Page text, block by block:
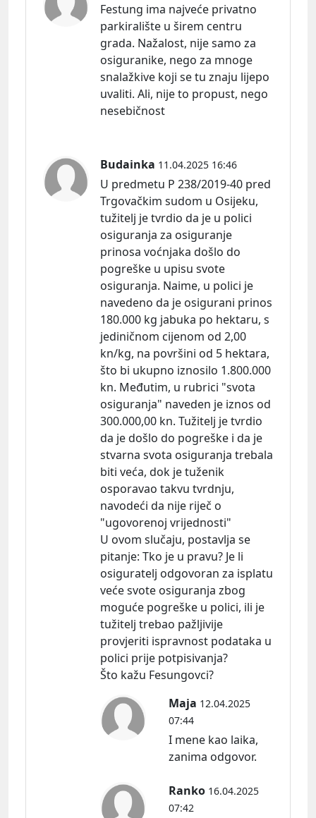
Festung ima najveće privatno
parkiralište u širem centru
grada. Nažalost, nije samo za
osiguranike, nego za mnoge
snalažkive koji se tu znaju lijepo
uvaliti. Ali, nije to propust, nego
nesebičnost
Budainka 11.04.2025 16:46
U predmetu P 238/2019-40 pred
Trgovačkim sudom u Osijeku,
tužitelj je tvrdio da je u polici
osiguranja za osiguranje
prinosa voćnjaka došlo do
pogreške u upisu svote
osiguranja. Naime, u polici je
navedeno da je osigurani prinos
180.000 kg jabuka po hektaru, s
jediničnom cijenom od 2,00
kn/kg, na površini od 5 hektara,
što bi ukupno iznosilo 1.800.000
kn. Međutim, u rubrici "svota
osiguranja" naveden je iznos od
300.000,00 kn. Tužitelj je tvrdio
da je došlo do pogreške i da je
stvarna svota osiguranja trebala
biti veća, dok je tuženik
osporavao takvu tvrdnju,
navodeći da nije riječ o
"ugovorenoj vrijednosti"
U ovom slučaju, postavlja se
pitanje: Tko je u pravu? Je li
osiguratelj odgovoran za isplatu
veće svote osiguranja zbog
moguće pogreške u polici, ili je
tužitelj trebao pažljivije
provjeriti ispravnost podataka u
polici prije potpisivanja?
Što kažu Fesungovci?
Maja 12.04.2025
07:44
I mene kao laika,
zanima odgovor.
Ranko 16.04.2025
07:42